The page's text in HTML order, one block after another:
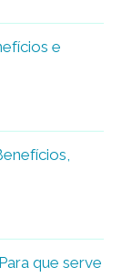
e
que serve